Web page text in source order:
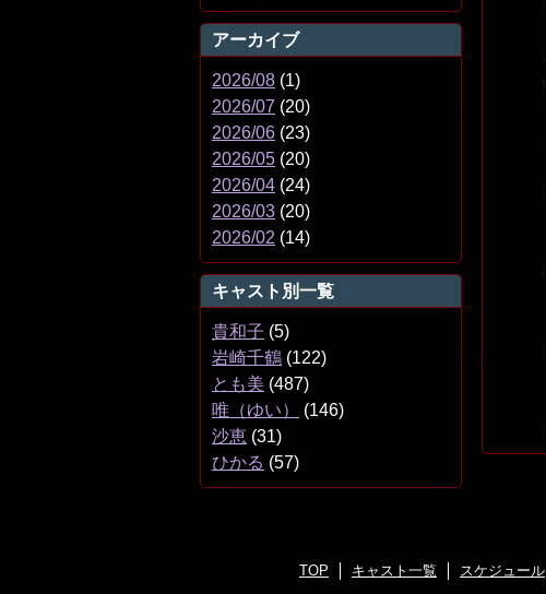
アーカイブ
2026/08 (1)
2026/07 (20)
2026/06 (23)
2026/05 (20)
2026/04 (24)
2026/03 (20)
2026/02 (14)
キャスト別一覧
貴和子 (5)
岩崎千鶴 (122)
とも美 (487)
唯（ゆい）
(146)
沙恵 (31)
ひかる (57)
TOP キャスト一覧 スケジュール